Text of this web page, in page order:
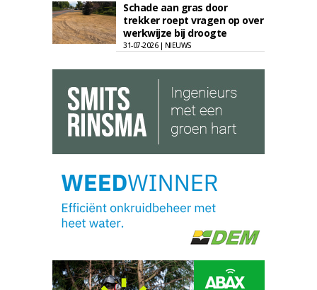
Schade aan gras door
trekker roept vragen op over
werkwijze bij droogte
31-07-2026 | NIEUWS